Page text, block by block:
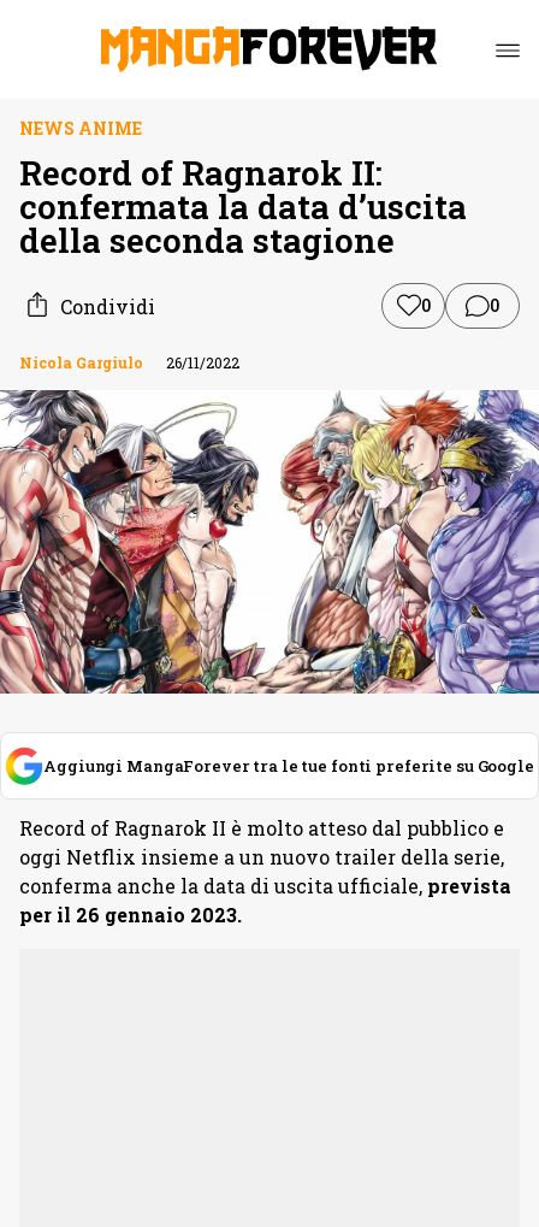
NEWS ANIME
Record of Ragnarok II:
confermata la data d’uscita
della seconda stagione
Condividi 0 0
Nicola Gargiulo 26/11/2022
Aggiungi MangaForever tra le tue fonti preferite su Google
Record of Ragnarok II è molto atteso dal pubblico e
oggi Netflix insieme a un nuovo trailer della serie,
conferma anche la data di uscita ufficiale, prevista
per il 26 gennaio 2023.